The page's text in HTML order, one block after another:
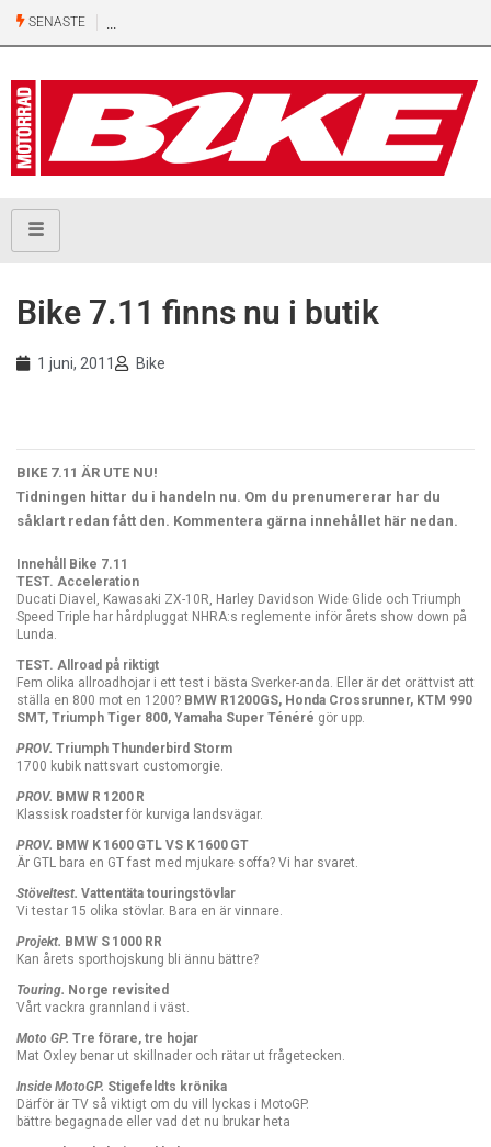
SENASTE
Bike 7.11 finns nu i butik
1 juni, 2011 Bike
BIKE 7.11 ÄR UTE NU!
Tidningen hittar du i handeln nu. Om du prenumererar har du
såklart redan fått den. Kommentera gärna innehållet här nedan.
Innehåll Bike 7.11
TEST. Acceleration
Ducati Diavel, Kawasaki ZX-10R, Harley Davidson Wide Glide och Triumph
Speed Triple har hårdpluggat NHRA:s reglemente inför årets show down på
Lunda.
TEST. Allroad på riktigt
Fem olika allroadhojar i ett test i bästa Sverker-anda. Eller är det orättvist att
ställa en 800 mot en 1200? BMW R1200GS, Honda Crossrunner, KTM 990
SMT, Triumph Tiger 800, Yamaha Super Ténéré gör upp.
PROV. Triumph Thunderbird Storm
1700 kubik nattsvart customorgie.
PROV. BMW R 1200 R
Klassisk roadster för kurviga landsvägar.
PROV. BMW K 1600 GTL VS K 1600 GT
Är GTL bara en GT fast med mjukare soffa? Vi har svaret.
Stöveltest. Vattentäta touringstövlar
Vi testar 15 olika stövlar. Bara en är vinnare.
Projekt. BMW S 1000 RR
Kan årets sporthojskung bli ännu bättre?
Touring. Norge revisited
Vårt vackra grannland i väst.
Moto GP. Tre förare, tre hojar
Mat Oxley benar ut skillnader och rätar ut frågetecken.
Inside MotoGP. Stigefeldts krönika
Därför är TV så viktigt om du vill lyckas i MotoGP.
bättre begagnade eller vad det nu brukar heta